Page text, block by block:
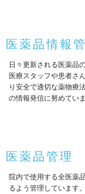
医薬品情報
日々更新される医薬品
医療スタッフや患者さ
り安全で適切な薬物療
の情報発信に努めていま
医薬品管理
院内で使用する全医薬
るよう管理しています